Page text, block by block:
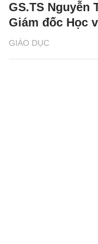
GIÁO DỤC
GS.TS
Giám đốc Học